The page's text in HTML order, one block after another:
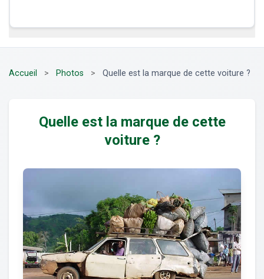
Accueil > Photos > Quelle est la marque de cette voiture ?
Quelle est la marque de cette
voiture ?